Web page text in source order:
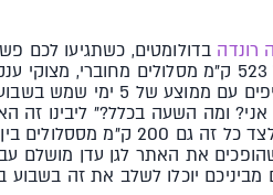
רונדה בדולומטים, כשתגיעו לכם
פרסומת פוטנציאלית לקינדר) האתר מציע מרחב גלישה עצום
שלג, מסלול מעגלי שיקח אתכם סביב 4
ומה השעה בכלל?" ליבינו זה
איטליה – פאבים, מועדונים, בתי קפה, 250 חנויות
את האתר לגן עדן מושלם עבור
מביניכם יוכלו לשלב את זה בשבוע